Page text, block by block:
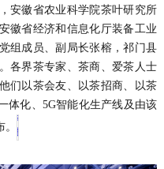
安徽省农业科学院茶叶研究所
徽省经济和信息化厅装备工业
组成员、副局长张榕，祁门县
各界茶专家、茶商、爱茶人士
们以茶会友、以茶招商、以茶
体化、5G智能化生产线及由该